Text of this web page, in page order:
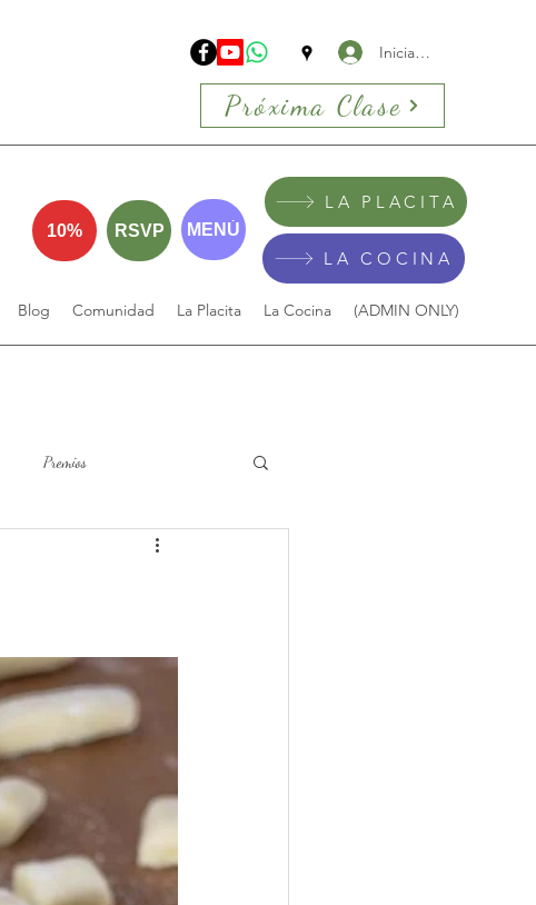
Iniciar sesión
Próxima Clase
10% RSVP MENÚ
LA PLACITA
LA COCINA
Blog Comunidad La Placita La Cocina (ADMIN ONLY)
Premios